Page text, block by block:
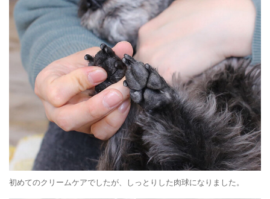
初めてのクリームケアでしたが、しっとりした肉球になりました。